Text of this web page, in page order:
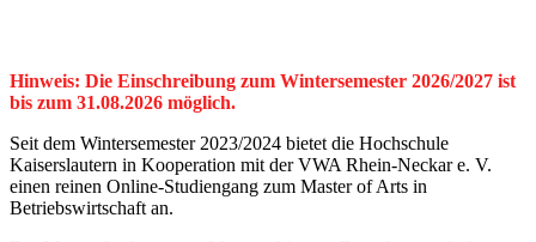
Hinweis: Die Einschreibung zum Wintersemester 2026/2027 ist
bis zum 31.08.2026 möglich.
Seit dem Wintersemester 2023/2024 bietet die Hochschule
Kaiserslautern in Kooperation mit der VWA Rhein-Neckar e. V.
einen reinen Online-Studiengang zum Master of Arts in
Betriebswirtschaft an.